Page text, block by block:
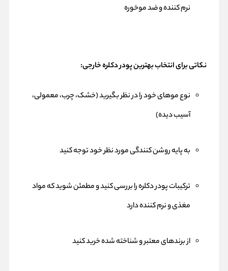
نرم کننده و ضد موخوره
نکاتی برای انتخاب بهترین پودر دکلره خارجی:
نوع موهای خود را در نظر بگیرید (خشک، چرب، معمولی،
آسیب دیده)
به پایه روشن کنندگی مورد نظر خود توجه کنید
ترکیبات پودر دکلره را بررسی کنید و مطمئن شوید که مواد
مغذی و نرم کننده دارد
از برندهای معتبر و شناخته شده خرید کنید